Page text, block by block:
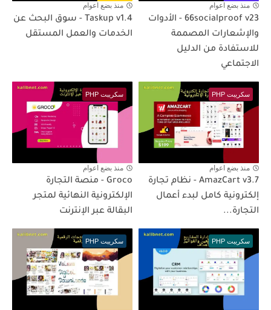
منذ بضع اعوام
66socialproof v23 - الأدوات
والإشعارات المصممة
للاستفادة من الدليل
الاجتماعي
منذ بضع اعوام
Taskup v1.4 - سوق البحث عن
الخدمات والعمل المستقل
سكريبت PHP
منذ بضع اعوام
AmazCart v3.7 - نظام تجارة
إلكترونية كامل لبدء أعمال
التجارة...
سكريبت PHP
منذ بضع اعوام
Groco - منصة التجارة
الإلكترونية النهائية لمتجر
البقالة عبر الإنترنت
سكريبت PHP سكريبت PHP